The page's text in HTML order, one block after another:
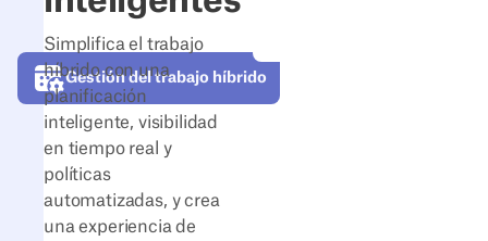
Gestión del trabajo híbrido
Simplifica el trabajo
híbrido con una
planificación
inteligente, visibilidad
en tiempo real y
políticas
automatizadas, y crea
una experiencia de